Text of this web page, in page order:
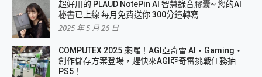
超好用的 PLAUD NotePin AI 智慧錄音膠囊~ 您的AI
秘書已上線 每月免費送你 300分鐘轉寫
2025 年 5 月 26 日
COMPUTEX 2025 來囉！AGI亞奇雷 AI・Gaming・
創作儲存方案登場，趕快來AGI亞奇雷挑戰任務抽
PS5！